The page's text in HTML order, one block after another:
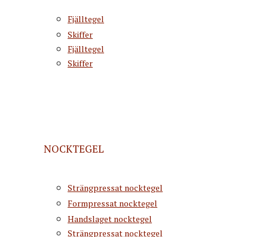
Fjälltegel
Skiffer
Fjälltegel
Skiffer
NOCKTEGEL
Strängpressat nocktegel
Formpressat nocktegel
Handslaget nocktegel
Strängpressat nocktegel